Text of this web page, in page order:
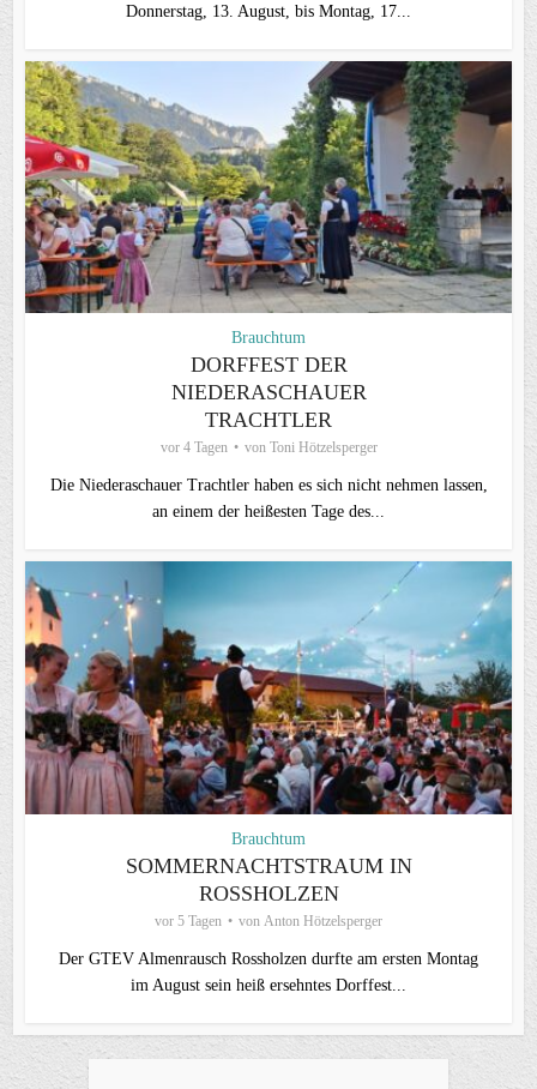
Donnerstag, 13. August, bis Montag, 17...
Brauchtum
DORFFEST DER
NIEDERASCHAUER
TRACHTLER
vor 4 Tagen von Toni Hötzelsperger
Die Niederaschauer Trachtler haben es sich nicht nehmen lassen,
an einem der heißesten Tage des...
Brauchtum
SOMMERNACHTSTRAUM IN
ROSSHOLZEN
vor 5 Tagen von Anton Hötzelsperger
Der GTEV Almenrausch Rossholzen durfte am ersten Montag
im August sein heiß ersehntes Dorffest...